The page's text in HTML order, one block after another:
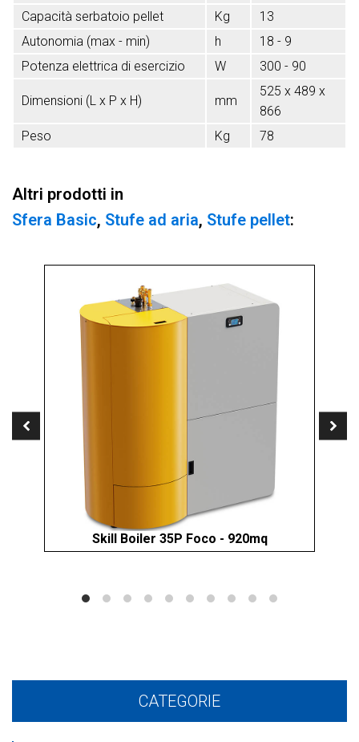
CATEGORIE
Capacità serbatoio pellet Kg
13
Autonomia (max - min)
h
18 - 9
Potenza elettrica di esercizio
W 300 - 90
Dimensioni (L x P x H) mm
525 x 489 x
866
Peso
Kg 78
Altri prodotti in
Sfera Basic, Stufe ad aria, Stufe pellet:
Skill Boiler 35P Foco - 920mq